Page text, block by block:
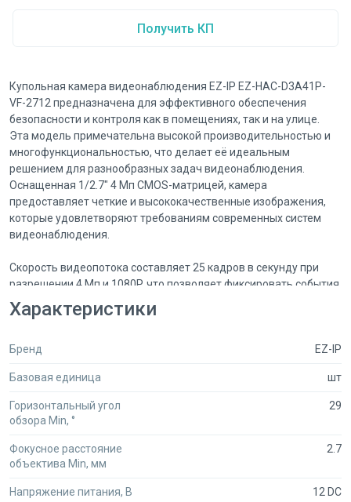
Получить КП
Купольная камера видеонаблюдения EZ-IP EZ-HAC-D3A41P-
VF-2712 предназначена для эффективного обеспечения
безопасности и контроля как в помещениях, так и на улице.
Эта модель примечательна высокой производительностью и
многофункциональностью, что делает её идеальным
решением для разнообразных задач видеонаблюдения.
Оснащенная 1/2.7" 4 Мп CMOS-матрицей, камера
предоставляет четкие и высококачественные изображения,
которые удовлетворяют требованиям современных систем
видеонаблюдения.
Скорость видеопотока составляет 25 кадров в секунду при
разрешении 4 Мп и 1080P, что позволяет фиксировать события
с высокой детализацией. Это особенно важно в ситуациях, где
необходимо четко различать лица или мелкие детали.
качественное мониторинг в реальном времени, что делает эту
Одной из ключевых особенностей EZ-HAC-D3A41P-VF-2712
является вариофокальный объектив с фокусным расстоянием
настраивать угол обзора и фокусировку, что дает
возможность более точно адаптировать систему
функции Smart IR, интенсивность инфракрасной подсветки
Характеристики
Бренд EZ-IP
Базовая единица шт
Горизонтальный угол
обзора Min, °
29
Фокусное расстояние
объектива Min, мм
2.7
Напряжение питания, В 12 DC